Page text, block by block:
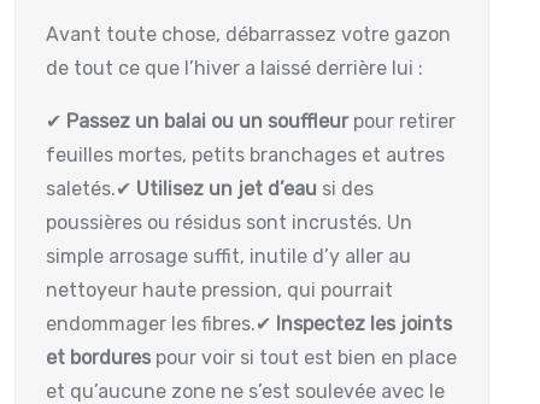
Avant toute chose, débarrassez votre gazon
de tout ce que l’hiver a laissé derrière lui :
✔ Passez un balai ou un souffleurpour retirer
feuilles mortes, petits branchages et autres
saletés.✔ Utilisez un jet d’eau si des
poussières ou résidus sont incrustés. Un
simple arrosage suffit, inutile d’y aller au
nettoyeur haute pression, qui pourrait
endommager les fibres.✔ Inspectez les joints
et bordures pour voir si tout est bien en place
et qu’aucune zone ne s’est soulevée avec le